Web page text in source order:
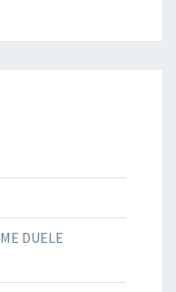
ME DUELE